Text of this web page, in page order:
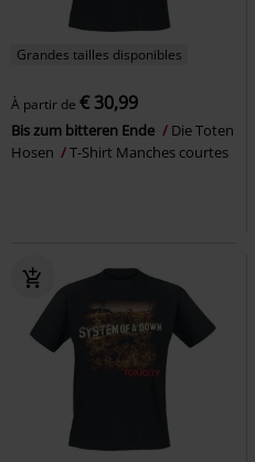
Grandes tailles disponibles
À partir de € 30,99
Bis zum bitteren Ende
Die Toten
Hosen
T-Shirt Manches courtes